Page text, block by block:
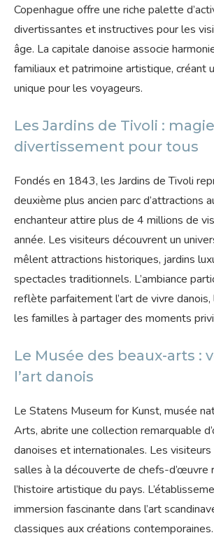
Copenhague offre une riche palette
divertissantes et instructives pour les
âge. La capitale danoise associe
familiaux et patrimoine artistique, créant
unique pour les voyageurs.
Les Jardins de Tivoli :
divertissement pour tous
Fondés en 1843, les Jardins de Tivoli
deuxième plus ancien parc d’attractions
enchanteur attire plus de 4 millions de
année. Les visiteurs découvrent un
mêlent attractions historiques, jardins
spectacles traditionnels. L’ambiance
reflète parfaitement l’art de vivre
les familles à partager des moments
Le Musée des beaux-arts :
l’art danois
Le Statens Museum for Kunst, musée
Arts, abrite une collection remarquable
danoises et internationales. Les
salles à la découverte de chefs-d’œuvre
l’histoire artistique du pays.
immersion fascinante dans l’art
classiques aux créations